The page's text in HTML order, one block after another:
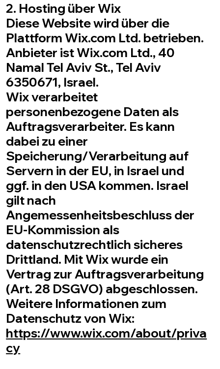
2. Hosting über Wix
Diese Website wird über die
Plattform Wix.com Ltd. betrieben.
Anbieter ist Wix.com Ltd., 40
Namal Tel Aviv St., Tel Aviv
6350671, Israel.
Wix verarbeitet
personenbezogene Daten als
Auftragsverarbeiter. Es kann
dabei zu einer
Speicherung/Verarbeitung auf
Servern in der EU, in Israel und
ggf. in den USA kommen. Israel
gilt nach
Angemessenheitsbeschluss der
EU-Kommission als
datenschutzrechtlich sicheres
Drittland. Mit Wix wurde ein
Vertrag zur Auftragsverarbeitung
(Art. 28 DSGVO) abgeschlossen.
Weitere Informationen zum
Datenschutz von Wix:
https://www.wix.com/about/priva
cy